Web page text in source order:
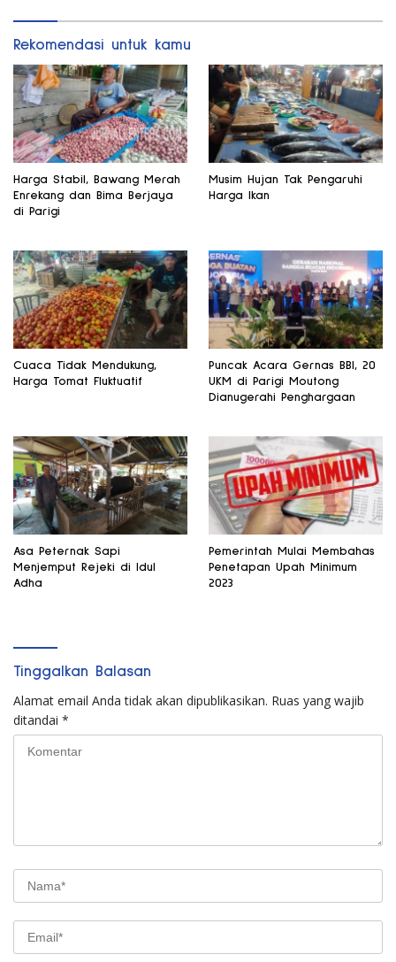
Rekomendasi untuk kamu
Harga Stabil, Bawang Merah
Enrekang dan Bima Berjaya
di Parigi
Musim Hujan Tak Pengaruhi
Harga Ikan
Cuaca Tidak Mendukung,
Harga Tomat Fluktuatif
Puncak Acara Gernas BBI, 20
UKM di Parigi Moutong
Dianugerahi Penghargaan
Asa Peternak Sapi
Menjemput Rejeki di Idul
Adha
Pemerintah Mulai Membahas
Penetapan Upah Minimum
2023
Tinggalkan Balasan
Alamat email Anda tidak akan dipublikasikan. Ruas yang wajib
ditandai *